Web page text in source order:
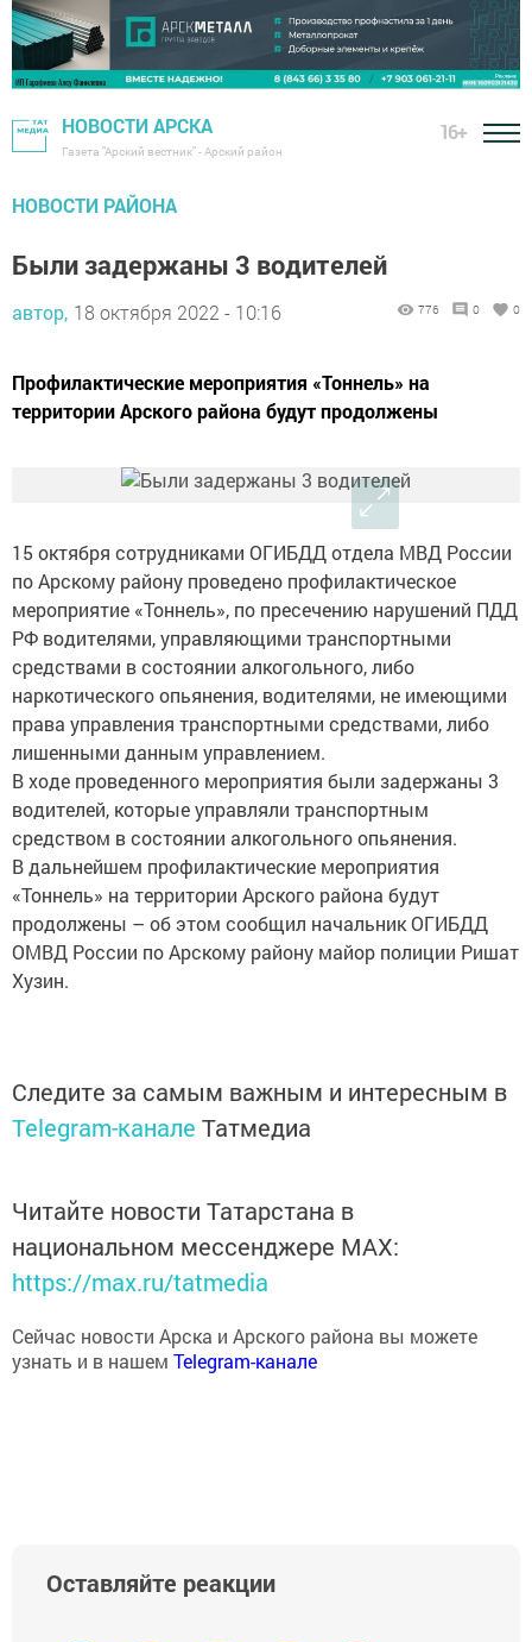
НОВОСТИ АРСКА
Газета "Арский вестник" - Арский район
16+
НОВОСТИ РАЙОНА
Были задержаны 3 водителей
автор, 18 октября 2022 - 10:16 776 0 0
Профилактические мероприятия «Тоннель» на
территории Арского района будут продолжены
15 октября сотрудниками ОГИБДД отдела МВД России
по Арскому району проведено профилактическое
мероприятие «Тоннель», по пресечению нарушений ПДД
РФ водителями, управляющими транспортными
средствами в состоянии алкогольного, либо
наркотического опьянения, водителями, не имеющими
права управления транспортными средствами, либо
лишенными данным управлением.
В ходе проведенного мероприятия были задержаны 3
водителей, которые управляли транспортным
средством в состоянии алкогольного опьянения.
В дальнейшем профилактические мероприятия
«Тоннель» на территории Арского района будут
продолжены – об этом сообщил начальник ОГИБДД
ОМВД России по Арскому району майор полиции Ришат
Хузин.
Следите за самым важным и интересным в
Telegram-канале Татмедиа
Читайте новости Татарстана в
национальном мессенджере MАХ:
https://max.ru/tatmedia
Сейчас новости Арска и Арского района вы можете
узнать и в нашем Telegram-канале
Оставляйте реакции